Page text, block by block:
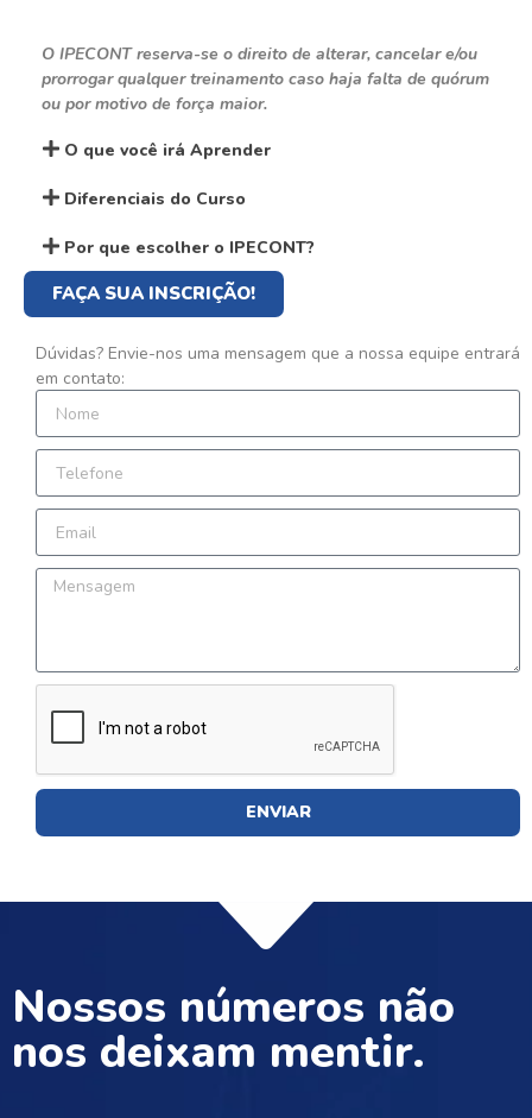
O IPECONT reserva-se o direito de alterar, cancelar e/ou
prorrogar qualquer treinamento caso haja falta de quórum
ou por motivo de força maior.
O que você irá Aprender
Diferenciais do Curso
Por que escolher o IPECONT?
FAÇA SUA INSCRIÇÃO!
Dúvidas? Envie-nos uma mensagem que a nossa equipe entrará
em contato:
ENVIAR
Nossos números não
nos deixam mentir.